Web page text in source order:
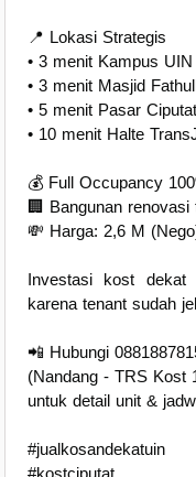
📍 Lokasi Strategis
• 3 menit Kampus UIN
• 3 menit Masjid
• 5 menit Pasar Ciputat
• 10 menit Halte
💰 Full Occupancy
🏢 Bangunan renovasi
💸 Harga: 2,6 M
Investasi kost dekat
karena tenant sudah
📲 Hubungi
(Nandang - TRS Kost
untuk detail unit &
#jualkosandekatuin